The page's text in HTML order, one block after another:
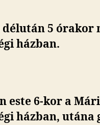
5 órakor
házban.
este 6-kor a
házban,